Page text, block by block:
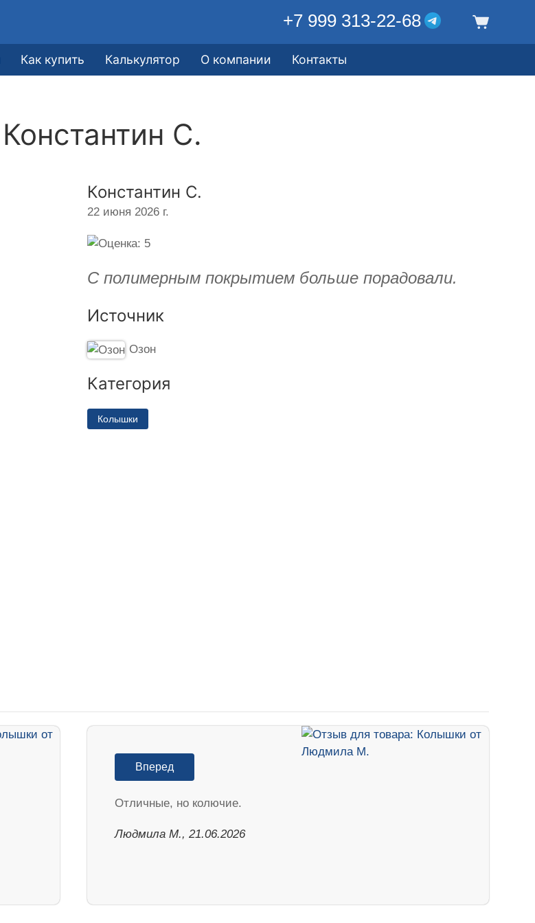
+7 999 313-22-68
Как купить Калькулятор О компании Контакты
Константин С.
Константин С.
22 июня 2026 г.
С полимерным покрытием больше порадовали.
Источник
Озон
Категория
Колышки
Вперед
Отличные, но колючие.
Людмила М., 21.06.2026